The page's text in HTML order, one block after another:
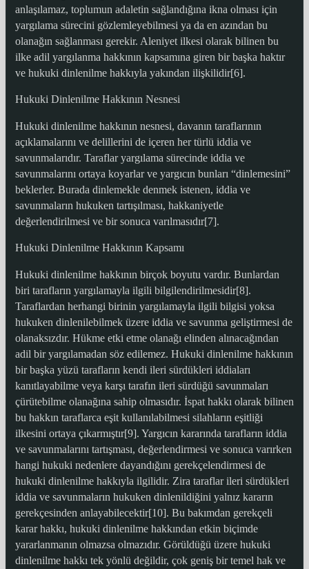
anlaşılamaz, toplumun adaletin sağlandığına ikna olması için
yargılama sürecini gözlemleyebilmesi ya da en azından bu
olanağın sağlanması gerekir. Aleniyet ilkesi olarak bilinen bu
ilke adil yargılanma hakkının kapsamına giren bir başka haktır
ve hukuki dinlenilme hakkıyla yakından ilişkilidir[6].
Hukuki Dinlenilme Hakkının Nesnesi
Hukuki dinlenilme hakkının nesnesi, davanın taraflarının
açıklamalarını ve delillerini de içeren her türlü iddia ve
savunmalarıdır. Taraflar yargılama sürecinde iddia ve
savunmalarını ortaya koyarlar ve yargıcın bunları “dinlemesini”
beklerler. Burada dinlemekle denmek istenen, iddia ve
savunmaların hukuken tartışılması, hakkaniyetle
değerlendirilmesi ve bir sonuca varılmasıdır[7].
Hukuki Dinlenilme Hakkının Kapsamı
Hukuki dinlenilme hakkının birçok boyutu vardır. Bunlardan
biri tarafların yargılamayla ilgili bilgilendirilmesidir[8].
Taraflardan herhangi birinin yargılamayla ilgili bilgisi yoksa
hukuken dinlenilebilmek üzere iddia ve savunma geliştirmesi de
olanaksızdır. Hükme etki etme olanağı elinden alınacağından
adil bir yargılamadan söz edilemez. Hukuki dinlenilme hakkının
bir başka yüzü tarafların kendi ileri sürdükleri iddiaları
kanıtlayabilme veya karşı tarafın ileri sürdüğü savunmaları
çürütebilme olanağına sahip olmasıdır. İspat hakkı olarak bilinen
bu hakkın taraflarca eşit kullanılabilmesi silahların eşitliği
ilkesini ortaya çıkarmıştır[9]. Yargıcın kararında tarafların iddia
ve savunmalarını tartışması, değerlendirmesi ve sonuca varırken
hangi hukuki nedenlere dayandığını gerekçelendirmesi de
hukuki dinlenilme hakkıyla ilgilidir. Zira taraflar ileri sürdükleri
iddia ve savunmaların hukuken dinlenildiğini yalnız kararın
gerekçesinden anlayabilecektir[10]. Bu bakımdan gerekçeli
karar hakkı, hukuki dinlenilme hakkından etkin biçimde
yararlanmanın olmazsa olmazıdır. Görüldüğü üzere hukuki
dinlenilme hakkı tek yönlü değildir, çok geniş bir temel hak ve